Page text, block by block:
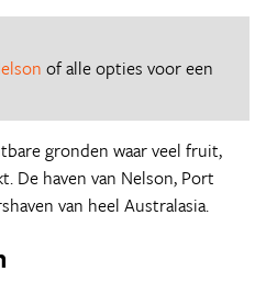
of alle opties voor een
gronden waar veel fruit,
De haven van Nelson, Port
van heel Australasia.